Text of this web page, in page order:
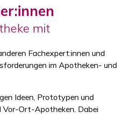
mit
Fachexpert:innen und
im Apotheken- und
Ideen, Prototypen und
Vor-Ort-Apotheken. Dabei